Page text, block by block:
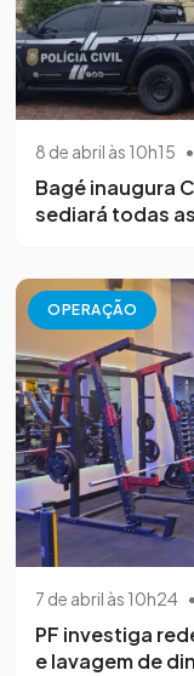
8 de abril às 10h15 •
Bagé inaugura
sediará todas
OPERAÇÃO
7 de abril às 10h24 •
PF investiga
e lavagem de